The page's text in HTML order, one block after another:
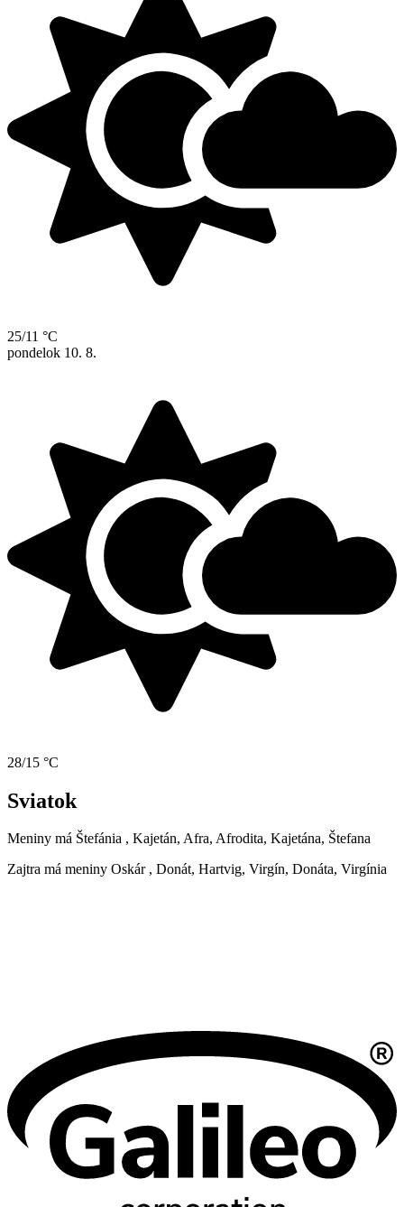
25/11 °C
pondelok 10. 8.
28/15 °C
Sviatok
Meniny má Štefánia , Kajetán, Afra, Afrodita, Kajetána, Štefana
Zajtra má meniny Oskár , Donát, Hartvig, Virgín, Donáta, Virgínia